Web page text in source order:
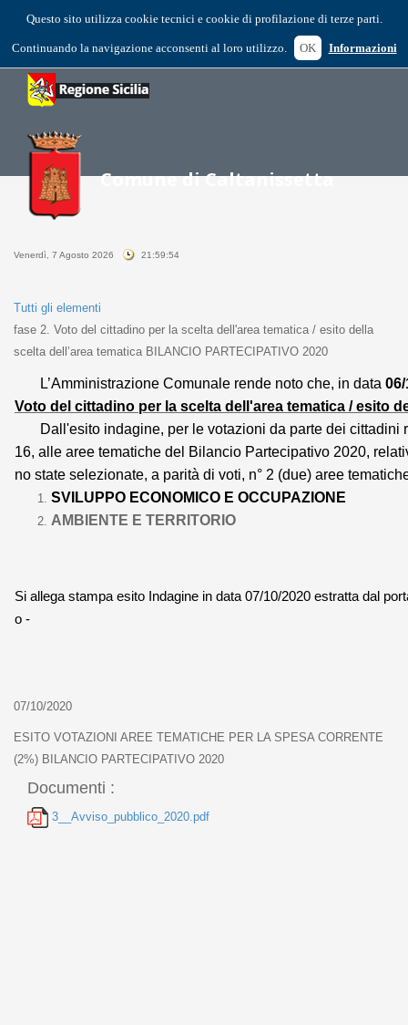
Questo sito utilizza cookie tecnici e cookie di profilazione di terze parti.
Continuando la navigazione acconsenti al loro utilizzo. OK Informazioni
Venerdì, 7 Agosto 2026 21:59:54
Tutti gli elementi
fase 2. Voto del cittadino per la scelta dell'area tematica / esito della
scelta dell’area tematica BILANCIO PARTECIPATIVO 2020
L’Amministrazione Comunale rende noto che, in data
Voto del cittadino per la scelta dell'area tematica / esito
Dall'esito indagine, per le votazioni da parte dei cittadini
16, alle aree tematiche del Bilancio Partecipativo 2020,
no state selezionate, a parità di voti, n° 2 (due) aree
SVILUPPO ECONOMICO E OCCUPAZIONE
AMBIENTE E TERRITORIO
Si allega stampa esito Indagine in data 07/10/2020 estratta dal
o -
07/10/2020
ESITO VOTAZIONI AREE TEMATICHE PER LA SPESA CORRENTE
(2%) BILANCIO PARTECIPATIVO 2020
Documenti :
3__Avviso_pubblico_2020.pdf